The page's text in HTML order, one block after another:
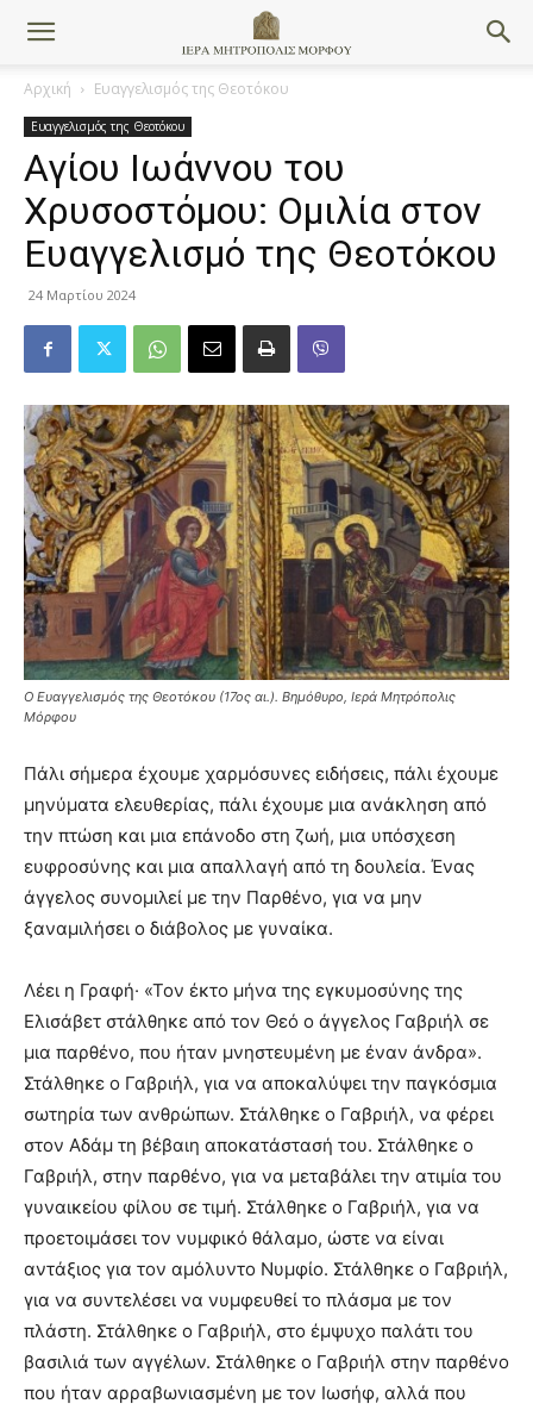
Αρχική Ευαγγελισμός της Θεοτόκου
Ευαγγελισμός της Θεοτόκου
Αγίου Ιωάννου του
Χρυσοστόμου: Ομιλία στον
Ευαγγελισμό της Θεοτόκου
24 Μαρτίου 2024
Ο Ευαγγελισμός της Θεοτόκου (17ος αι.). Βημόθυρο, Ιερά Μητρόπολις
Μόρφου
Πάλι σήμερα έχουμε χαρμόσυνες ειδήσεις, πάλι έχουμε
μηνύματα ελευθερίας, πάλι έχουμε μια ανάκληση από
την πτώση και μια επάνοδο στη ζωή, μια υπόσχεση
ευφροσύνης και μια απαλλαγή από τη δουλεία. Ένας
άγγελος συνομιλεί με την Παρθένο, για να μην
ξαναμιλήσει ο διάβολος με γυναίκα.
Λέει η Γραφή· «Τον έκτο μήνα της εγκυμοσύνης της
Ελισάβετ στάλθηκε από τον Θεό ο άγγελος Γαβριήλ σε
μια παρθένο, που ήταν μνηστευμένη με έναν άνδρα».
Στάλθηκε ο Γαβριήλ, για να αποκαλύψει την παγκόσμια
σωτηρία των ανθρώπων. Στάλθηκε ο Γαβριήλ, να φέρει
στον Αδάμ τη βέβαιη αποκατάστασή του. Στάλθηκε ο
Γαβριήλ, στην παρθένο, για να μεταβάλει την ατιμία του
γυναικείου φίλου σε τιμή. Στάλθηκε ο Γαβριήλ, για να
προετοιμάσει τον νυμφικό θάλαμο, ώστε να είναι
αντάξιος για τον αμόλυντο Νυμφίο. Στάλθηκε ο Γαβριήλ,
για να συντελέσει να νυμφευθεί το πλάσμα με τον
πλάστη. Στάλθηκε ο Γαβριήλ, στο έμψυχο παλάτι του
βασιλιά των αγγέλων. Στάλθηκε ο Γαβριήλ στην παρθένο
που ήταν αρραβωνιασμένη με τον Ιωσήφ, αλλά που